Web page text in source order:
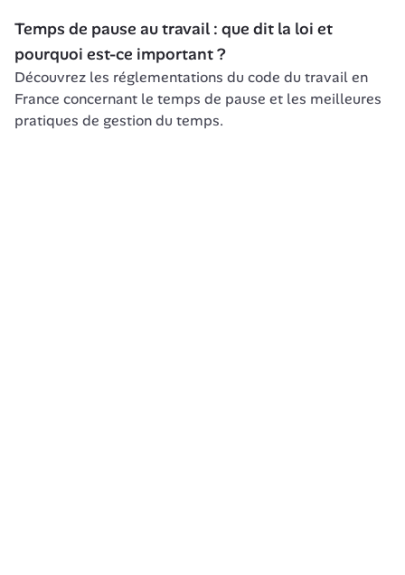
Temps de pause au travail : que dit la loi et
pourquoi est-ce important ?
Découvrez les réglementations du code du travail en
France concernant le temps de pause et les meilleures
pratiques de gestion du temps.